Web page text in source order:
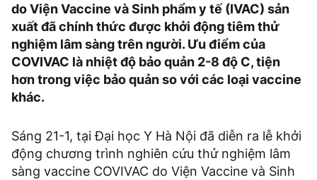
do Viện Vaccine và Sinh phẩm y tế (IVAC) sản
xuất đã chính thức được khởi động tiêm thử
nghiệm lâm sàng trên người. Ưu điểm của
COVIVAC là nhiệt độ bảo quản 2-8 độ C, tiện
hơn trong việc bảo quản so với các loại vaccine
khác.
Sáng 21-1, tại Đại học Y Hà Nội đã diễn ra lễ khởi
động chương trình nghiên cứu thử nghiệm lâm
sàng vaccine COVIVAC do Viện Vaccine và Sinh